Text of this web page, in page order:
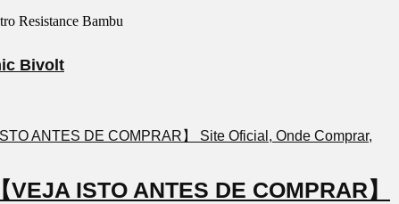
Bivolt
ISTO ANTES DE COMPRAR】